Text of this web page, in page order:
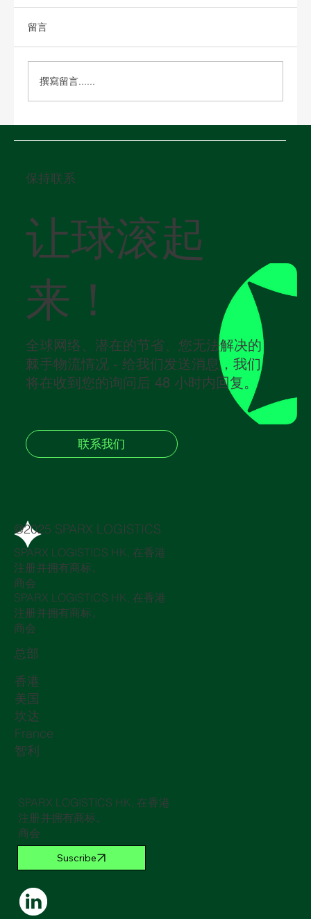
留言
撰寫留言......
保持联系
让球滚起
来！
全球网络、潜在的节省、您无法解决的
棘手物流情况 - 给我们发送消息，我们
将在收到您的询问后 48 小时内回复。
联系我们
@2025 SPARX LOGISTICS
SPARX LOGISTICS HK, 在香港
注册并拥有商标。
商会
SPARX LOGISTICS HK, 在香港
注册并拥有商标。
商会
总部
香港
美国
坎达
France
智利
SPARX LOGISTICS HK, 在香港
注册并拥有商标。
商会
Suscribe